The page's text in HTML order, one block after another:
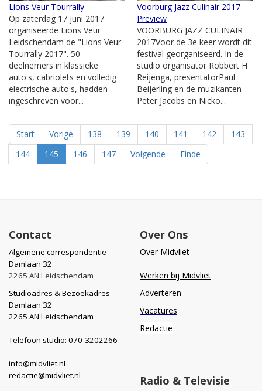
Lions Veur Tourrally
Op zaterdag 17 juni 2017
organiseerde Lions Veur
Leidschendam de "Lions Veur
Tourrally 2017". 50
deelnemers in klassieke
auto's, cabriolets en volledig
electrische auto's, hadden
ingeschreven voor...
Voorburg Jazz Culinair 2017
Preview
VOORBURG JAZZ CULINAIR
2017Voor de 3e keer wordt dit
festival georganiseerd. In de
studio organisator Robbert H
Reijenga, presentatorPaul
Beijerling en de muzikanten
Peter Jacobs en Nicko...
Start Vorige 138 139 140 141 142
143
144
145 146 147 Volgende Einde
Contact
Algemene correspondentie
Damlaan 32
2265 AN Leidschendam
Studioadres & Bezoekadres
Damlaan 32
2265 AN Leidschendam
Telefoon studio: 070-3202266
info@midvliet.nl
redactie@midvliet.nl
Over Ons
Over Midvliet
Werken bij Midvliet
Adverteren
Vacatures
Redactie
Radio & Televisie